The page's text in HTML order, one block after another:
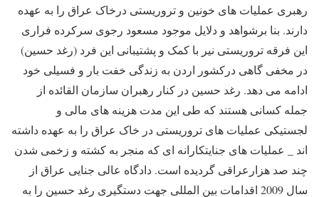
رهبری عملیات های خونین و تروریستی درخاک عراق را به عهده
دارند. بنا برشواهد و دلایل موجود مسعود رجوی سرکرده فراری
این فرقه تروریستی نیر با کمک و پشتیبانی این فرد (رغد حسین)
در مخفی گاهی درکشور اردن به زندگی خفت بار و فسیلی خود
ادامه می دهد. رغد حسین در کنار رهبران سازمان القائده از
جمله کسانی هستند که طی این مدت هزینه های مالی و
لجستیکی عملیات های تروریستی در خاک عراق را به عهده داشته
اند _ عملیات های جنایتکارانه ای که منجر به کشته و زخمی شدن
چند صد هزارعراقی گردیده است. دادگاه عالی جنایی عراق از
سال 2009 اقدامات بین المللی جهت دستگیری رغد حسین را به